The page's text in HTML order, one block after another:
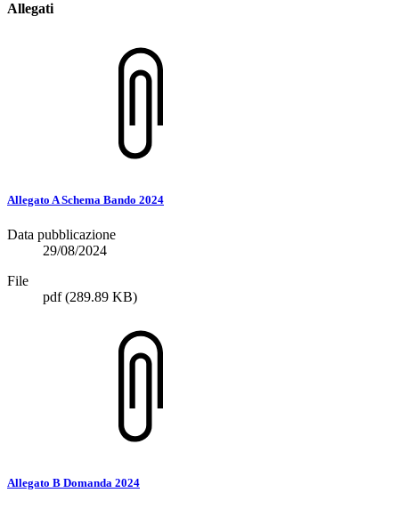
Allegati
Allegato A Schema Bando 2024
Data pubblicazione
29/08/2024
File
pdf(289.89 KB)
Allegato B Domanda 2024